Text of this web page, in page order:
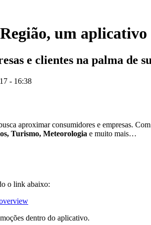
um
e clientes na palma de
- 16:38
aproximar consumidores e empresas.
Turismo, Meteorologia e muito mais…
o link abaixo:
dentro do aplicativo.